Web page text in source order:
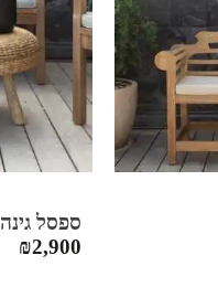
ספסל גינה Beaufort
₪2,900